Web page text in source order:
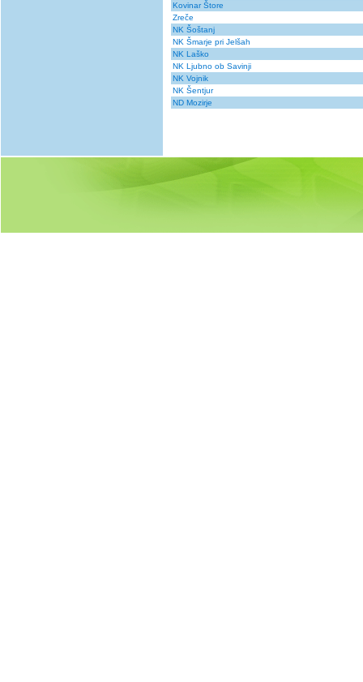
Kovinar Štore
Zreče
NK Šoštanj
NK Šmarje pri Jelšah
NK Laško
NK Ljubno ob Savinji
NK Vojnik
NK Šentjur
ND Mozirje